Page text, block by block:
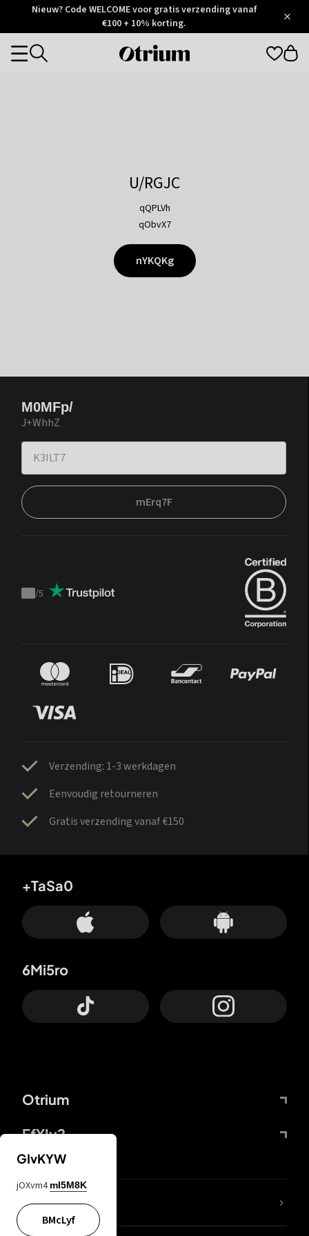
Otrium
Trustpilot
Nieuw? Code WELCOME voor gratis verzending vanaf
€100 + 10% korting.
Otrium
Categories
U/RGJC
qQPLVh
qObvX7
nYKQKg
M0MFp/
J+WhhZ
mErq7F
Trustpilot
/5
Verzending: 1-3 werkdagen
Eenvoudig retourneren
Gratis verzending vanaf €150
Otrium
FfYIy2
+TaSa0
6Mi5ro
ZbBJcb
GIvKYW
jOXvm4 mI5M8K
BMcLyf